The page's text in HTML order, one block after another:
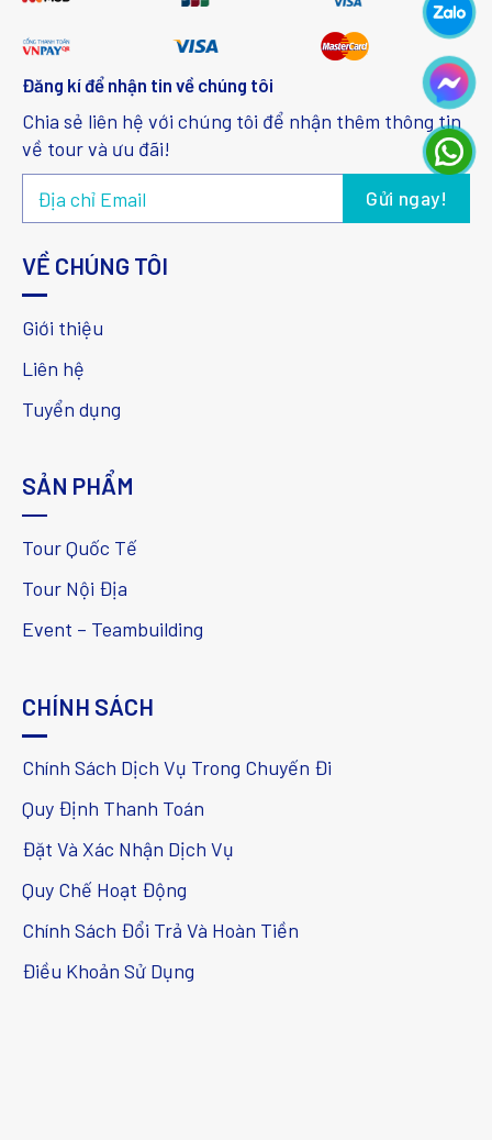
Đăng kí để nhận tin về chúng tôi
Chia sẻ liên hệ với chúng tôi để nhận thêm thông tin
về tour và ưu đãi!
VỀ CHÚNG TÔI
Giới thiệu
Liên hệ
Tuyển dụng
SẢN PHẨM
Tour Quốc Tế
Tour Nội Địa
Event – Teambuilding
CHÍNH SÁCH
Chính Sách Dịch Vụ Trong Chuyến Đi
Quy Định Thanh Toán
Đặt Và Xác Nhận Dịch Vụ
Quy Chế Hoạt Động
Chính Sách Đổi Trả Và Hoàn Tiền
Điều Khoản Sử Dụng